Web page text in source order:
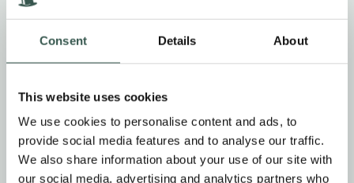
Consent Details About
This website uses cookies
We use cookies to personalise content and ads, to
provide social media features and to analyse our traffic.
We also share information about your use of our site with
our social media, advertising and analytics partners who
Ton. We vinden het fijn hem nog even gezien en
Hemelse Vader is. Mag dat een hele grote troost voor
jou en de hele familie zijn.
Melanie Forst
5 jaar geleden